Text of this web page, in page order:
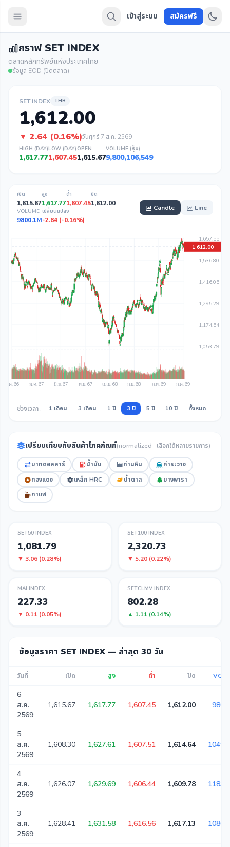
เข้าสู่ระบบ สมัครฟรี
กราฟ SET INDEX
ตลาดหลักทรัพย์แห่งประเทศไทย
ข้อมูล EOD (ปิดตลาด)
SET INDEX THB
1,612.00
▼ 2.64 (0.16%)วันศุกร์ 7 ส.ค. 2569
HIGH (DAY)
1,617.77
LOW (DAY)
1,607.45
OPEN
1,615.67
VOLUME (หุ้น)
9,800,106,549
เปิด
1,615.67
สูง
1,617.77
ต่ำ
1,607.45
ปิด
1,612.00
VOLUME
9800.1M
เปลี่ยนแปลง
-2.64 (-0.16%)
Candle Line
ช่วงเวลา : 1 เดือน 3 เดือน 1 ปี 3 ปี 5 ปี 10 ปี ทั้งหมด
เปรียบเทียบกับสินค้าโภคภัณฑ์(normalized · เลือกได้หลายรายการ)
บาทดอลลาร์ น้ำมัน ถ่านหิน
ค่าระวาง
ทองแดง
เหล็ก HRC น้ำตาล
ยางพารา
กาแฟ
SET50 INDEX
1,081.79
▼ 3.06 (0.28%)
SET100 INDEX
2,320.73
▼ 5.20 (0.22%)
MAI INDEX
227.33
▼ 0.11 (0.05%)
SETCLMV INDEX
802.28
▲ 1.11 (0.14%)
ข้อมูลราคา SET INDEX — ล่าสุด 30 วัน
วันที่ เปิด สูง ต่ำ ปิด
6
ส.ค.
2569
1,615.67 1,617.77 1,607.45 1,612.00
5
ส.ค.
2569
1,608.30 1,627.61 1,607.51 1,614.64
4
ส.ค.
2569
1,626.07 1,629.69 1,606.44 1,609.78
3
ส.ค.
2569
1,628.41 1,631.58 1,616.56 1,617.13